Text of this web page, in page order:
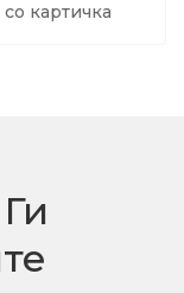
картичка